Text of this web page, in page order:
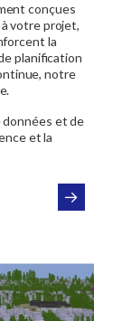
conçues
votre projet,
la
planification
notre
données et de
et la